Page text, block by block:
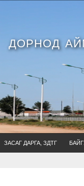
ДОРНОД
ЗАСАГ ДАРГА, ЗДТГ